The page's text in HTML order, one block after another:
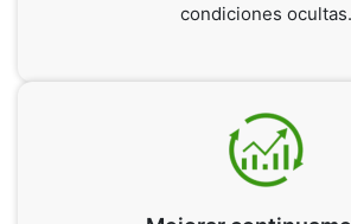
condiciones ocultas.